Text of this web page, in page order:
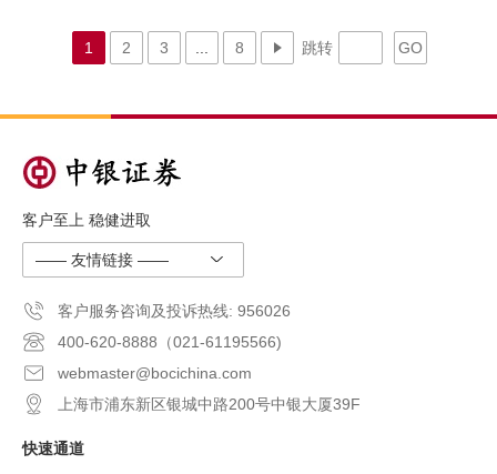
1 2 3 8 跳转 GO
客户至上 稳健进取
—— 友情链接 ——
客户服务咨询及投诉热线: 956026
400-620-8888（021-61195566)
webmaster@bocichina.com
上海市浦东新区银城中路200号中银大厦39F
快速通道